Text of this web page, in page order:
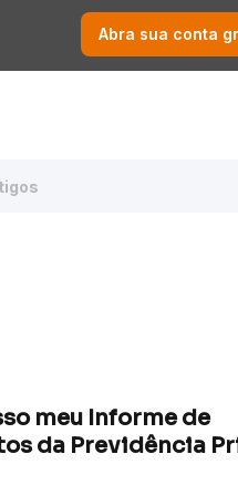
Abra sua conta
meu Informe de
da Previdência